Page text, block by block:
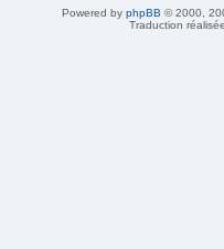
Powered by phpBB © 2000,
Traduction